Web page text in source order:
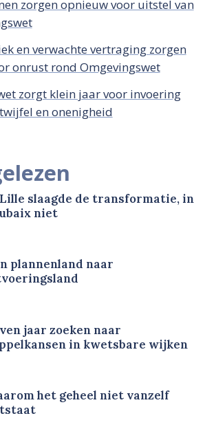
zorgen opnieuw voor uitstel van
en verwachte vertraging zorgen
onrust rond Omgevingswet
zorgt klein jaar voor invoering
en onenigheid
slaagde de transformatie, in
niet
plannenland naar
jaar zoeken naar
in kwetsbare wijken
het geheel niet vanzelf